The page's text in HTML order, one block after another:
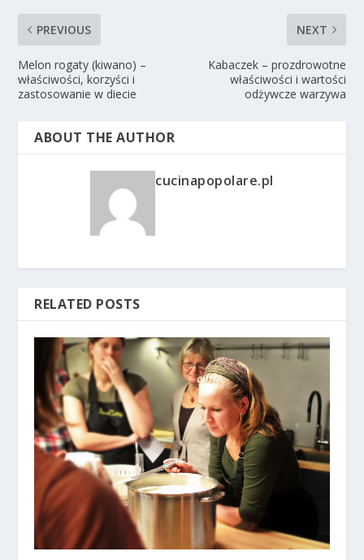
PREVIOUS
Melon rogaty (kiwano) –
właściwości, korzyści i
zastosowanie w diecie
NEXT
Kabaczek – prozdrowotne
właściwości i wartości
odżywcze warzywa
ABOUT THE AUTHOR
cucinapopolare.pl
RELATED POSTS